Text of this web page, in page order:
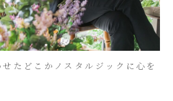
たどこかノスタルジックに心を